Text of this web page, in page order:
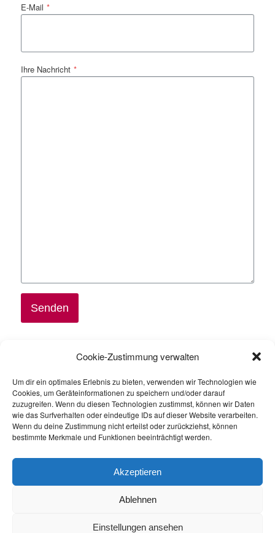
Cookie-Zustimmung verwalten
Um dir ein optimales Erlebnis zu bieten, verwenden wir Technologien wie
Cookies, um Geräteinformationen zu speichern und/oder darauf
zuzugreifen. Wenn du diesen Technologien zustimmst, können wir Daten
wie das Surfverhalten oder eindeutige IDs auf dieser Website verarbeiten.
Wenn du deine Zustimmung nicht erteilst oder zurückziehst, können
bestimmte Merkmale und Funktionen beeinträchtigt werden.
Akzeptieren
Ablehnen
Einstellungen ansehen
E-Mail *
Ihre Nachricht *
Senden
Impressum
Datenschutzerklärung
Kontakt
Copyright © 2026ZertSozial